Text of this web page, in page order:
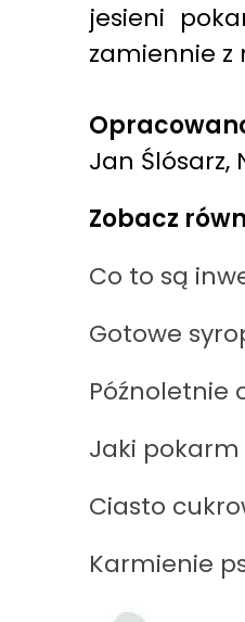
jesieni
zamiennie z
Jan Ślósarz,
Zobacz
Co to są
Gotowe
Późnoletnie
Jaki pokarm
Ciasto
Karmienie